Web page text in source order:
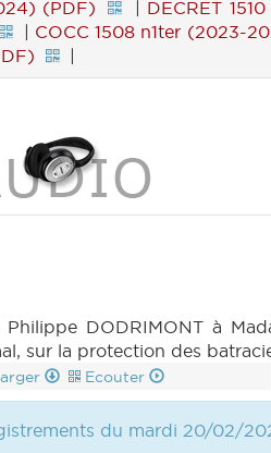
(PDF)
| DECRET
| COCC 1508 n1ter (2023-
|
DODRIMONT à
sur la protection des
Ecouter
du mardi 20/02/